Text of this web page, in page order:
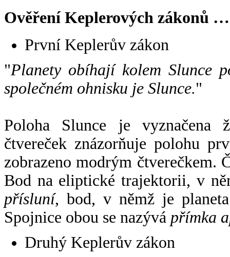
Ověření Keplerových zákonů …
První Keplerův zákon
"Planety obíhají kolem Slunce
společném ohnisku je Slunce."
Poloha Slunce je vyznačena
čtvereček znázorňuje polohu
zobrazeno modrým čtverečkem.
Bod na eliptické trajektorii, v
přísluní, bod, v němž je
Spojnice obou se nazývá přímka
Druhý Keplerův zákon